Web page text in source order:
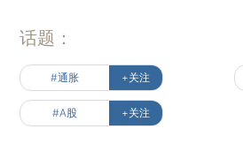
话题：
#通胀 +关注
#A股 +关注